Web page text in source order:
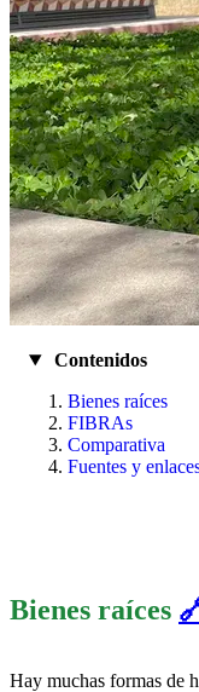
Contenidos
Bienes raíces
FIBRAs
Comparativa
Fuentes y
Bienes raíces
Hay muchas formas de